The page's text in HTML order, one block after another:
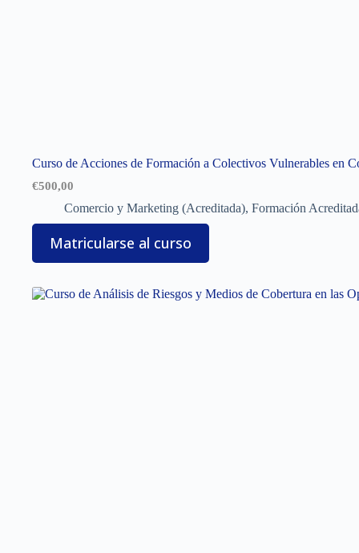
Curso de Acciones de Formación a Colectivos Vulnerables en
€500,00
Comercio y Marketing (Acreditada), Formación
Matricularse al curso